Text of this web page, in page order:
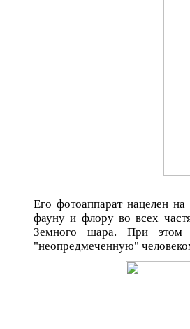
Его фотоаппарат нацелен
фауну и флору во всех
Земного шара. При этом
"неопредмеченную"